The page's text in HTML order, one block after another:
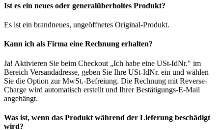
Ist es ein neues oder generalüberholtes Produkt?
Es ist ein brandneues, ungeöffnetes Original-Produkt.
Kann ich als Firma eine Rechnung erhalten?
Ja! Aktivieren Sie beim Checkout „Ich habe eine USt-IdNr." im
Bereich Versandadresse, geben Sie Ihre USt-IdNr. ein und wählen
Sie die Option zur MwSt.-Befreiung. Die Rechnung mit Reverse-
Charge wird automatisch erstellt und Ihrer Bestätigungs-E-Mail
angehängt.
Was ist, wenn das Produkt während der Lieferung beschädigt
wird?